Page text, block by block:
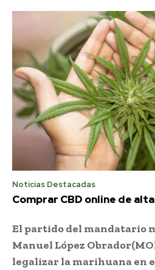
Noticias Destacadas
Comprar CBD online de
El partido del mandatario
Manuel López
legalizar la marihuana en